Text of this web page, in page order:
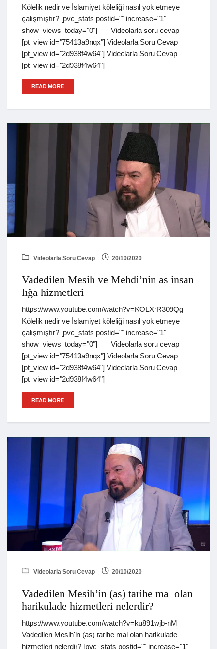
Kölelik nedir ve İslamiyet köleliği nasıl yok etmeye
çalışmıştır? [pvc_stats postid="" increase="1"
show_views_today="0"] Videolarla soru cevap
[pt_view id="75413a9nqx"] Videolarla Soru Cevap
[pt_view id="2d938f4w64"] Videolarla Soru Cevap
[pt_view id="2d938f4w64"]
READ MORE
Videolarla Soru Cevap 20/10/2020
Vadedilen Mesih ve Mehdi’nin as insan
lığa hizmetleri
https://www.youtube.com/watch?v=KOLXrR309Qg
Kölelik nedir ve İslamiyet köleliği nasıl yok etmeye
çalışmıştır? [pvc_stats postid="" increase="1"
show_views_today="0"] Videolarla soru cevap
[pt_view id="75413a9nqx"] Videolarla Soru Cevap
[pt_view id="2d938f4w64"] Videolarla Soru Cevap
[pt_view id="2d938f4w64"]
READ MORE
Videolarla Soru Cevap 20/10/2020
Vadedilen Mesih’in (as) tarihe mal olan
harikulade hizmetleri nelerdir?
https://www.youtube.com/watch?v=ku891wjb-nM
Vadedilen Mesih'in (as) tarihe mal olan harikulade
hizmetleri nelerdir? [pvc_stats postid="" increase="1"